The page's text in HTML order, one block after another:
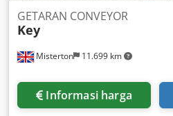
Misterton 11.699 km
GETARAN CONVEYOR
Key
Informasi harga